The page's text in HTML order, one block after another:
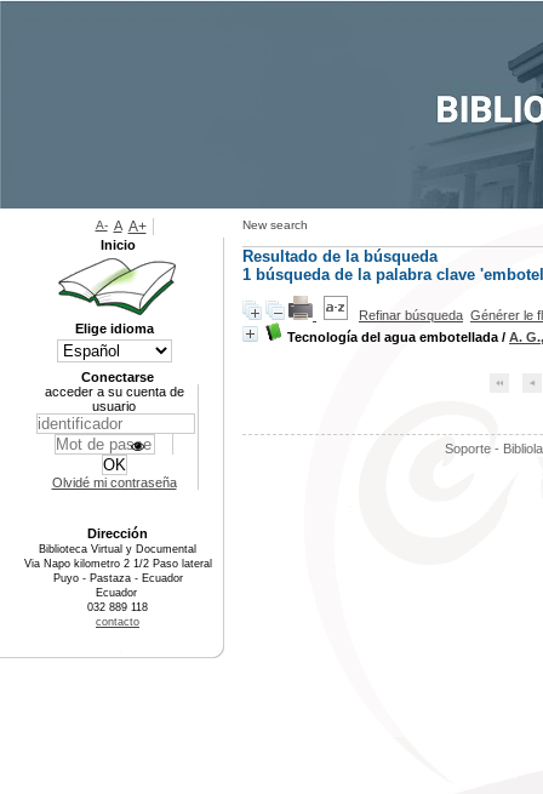
New search
Resultado de la búsqueda
1 búsqueda de la palabra clave
Refinar búsqueda Générer le
Tecnología del agua embotellada / A.
Soporte -
A- A A+
Inicio
Elige idioma
Conectarse
acceder a su cuenta de
usuario
Olvidé mi contraseña
Dirección
Biblioteca Virtual y Documental
Via Napo kilometro 2 1/2 Paso lateral
Puyo - Pastaza - Ecuador
Ecuador
032 889 118
contacto